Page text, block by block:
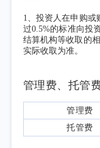
核心支撑。消
服务消费与耐
局成效持续显
体增长态势分
市场对高利率
1、投资人在申购或
过0.5%的标准向投
结算机构等收取的
实际收取为准。
管理费、托管
管理费
托管费